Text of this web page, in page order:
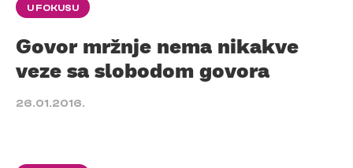
U FOKUSU
Govor mržnje nema nikakve
veze sa slobodom govora
26.01.2016.